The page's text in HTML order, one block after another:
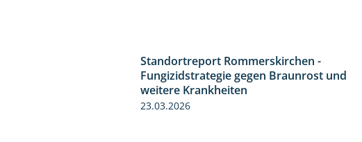
6:11
Standortreport Rommerskirchen -
Fungizidstrategie gegen Braunrost und
weitere Krankheiten
23.03.2026